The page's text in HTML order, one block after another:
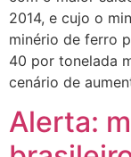
2014, e cujo o
minério de ferro
40 por tonelada
cenário de
Alerta: